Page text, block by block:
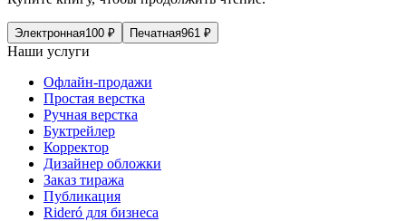
Электронная100 ₽ Печатная961 ₽
Наши услуги
Офлайн-продажи
Простая верстка
Ручная верстка
Буктрейлер
Корректор
Дизайнер обложки
Заказ тиража
Публикация
Rideró для бизнеса